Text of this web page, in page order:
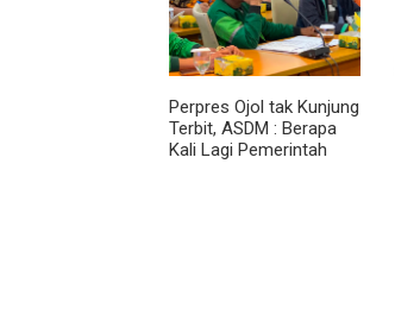
Perpres Ojol tak Kunjung
Terbit, ASDM : Berapa
Kali Lagi Pemerintah